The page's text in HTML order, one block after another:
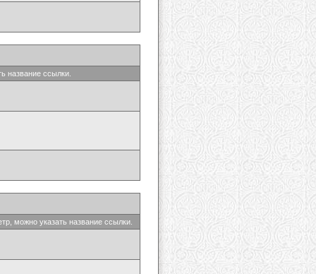
название ссылки.
можно указать название ссылки.